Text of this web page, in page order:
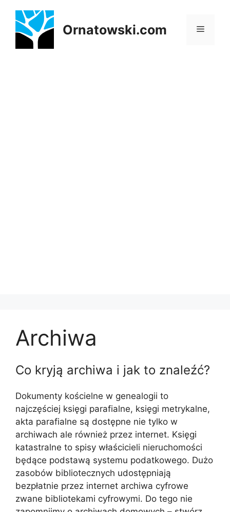
treści
Ornatowski.com Menu
Archiwa
Co kryją archiwa i jak to znaleźć?
Dokumenty kościelne w genealogii to
najczęściej księgi parafialne, księgi metrykalne,
akta parafialne są dostępne nie tylko w
archiwach ale również przez internet. Księgi
katastralne to spisy właścicieli nieruchomości
będące podstawą systemu podatkowego. Dużo
zasobów bibliotecznych udostępniają
bezpłatnie przez internet archiwa cyfrowe
zwane bibliotekami cyfrowymi. Do tego nie